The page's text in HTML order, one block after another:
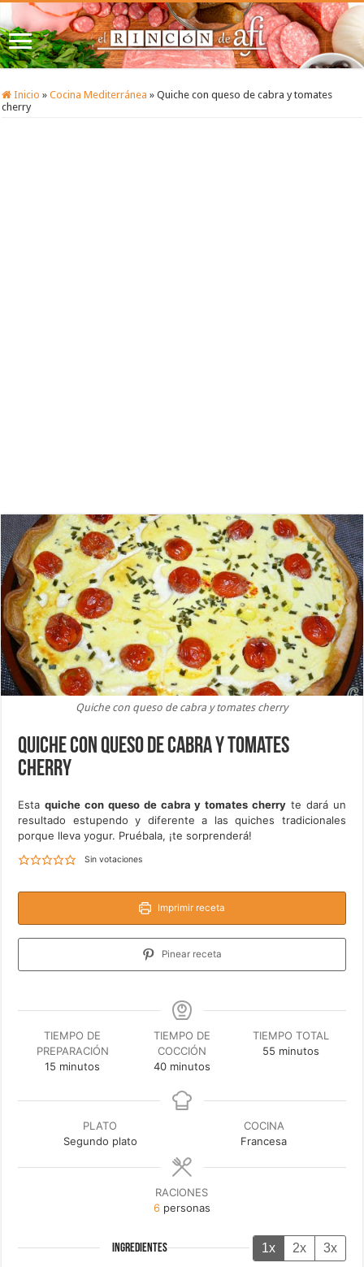
Inicio » Cocina Mediterránea » Quiche con queso de cabra y tomates
cherry
Quiche con queso de cabra y tomates cherry
Quiche con queso de cabra y tomates
cherry
Estaquiche con queso de cabra y tomates cherry te dará un
resultado estupendo y diferente a las quiches tradicionales
porque lleva yogur. Pruébala, ¡te sorprenderá!
Sin votaciones
Imprimir receta
Pinear receta
TIEMPO DE
PREPARACIÓN
15 minutos
minutos
TIEMPO DE
COCCIÓN
40minutos
minutos
TIEMPO TOTAL
55 minutos
minutos
PLATO
Segundo plato
COCINA
Francesa
RACIONES
6 personas
INGREDIENTES 1x 2x 3x